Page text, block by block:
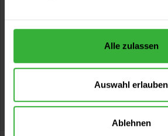
Alle zulassen
Auswahl erlauben
Ablehnen
Kostenloser Versand ab 60 EUR
Versand innerhalb von 48h*